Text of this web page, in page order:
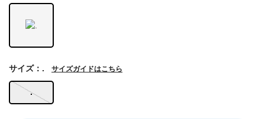
.
サイズ：. サイズガイドはこちら